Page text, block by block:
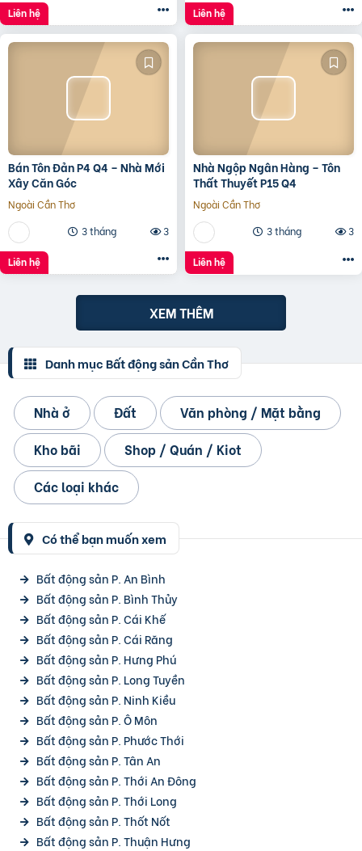
Liên hệ Liên hệ
Bán Tôn Đản P4 Q4 – Nhà Mới
Xây Căn Góc
Ngoài Cần Thơ
3 tháng
3
Liên hệ
Nhà Ngộp Ngân Hàng – Tôn
Thất Thuyết P15 Q4
Ngoài Cần Thơ
3 tháng
3
Liên hệ
XEM THÊM
Danh mục Bất động sản Cần Thơ
Nhà ở Đất
Văn phòng / Mặt bằng
Kho bãi
Shop / Quán / Kiot
Các loại khác
Có thể bạn muốn xem
Bất động sản P. An Bình
Bất động sản P. Bình Thủy
Bất động sản P. Cái Khế
Bất động sản P. Cái Răng
Bất động sản P. Hưng Phú
Bất động sản P. Long Tuyền
Bất động sản P. Ninh Kiều
Bất động sản P. Ô Môn
Bất động sản P. Phước Thới
Bất động sản P. Tân An
Bất động sản P. Thới An Đông
Bất động sản P. Thới Long
Bất động sản P. Thốt Nốt
Bất động sản P. Thuận Hưng